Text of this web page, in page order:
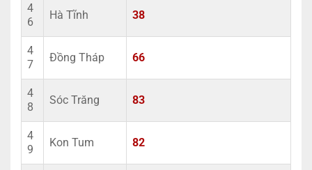
4
6
Hà Tĩnh 38
4
7
Đồng Tháp 66
4
8
Sóc Trăng 83
4
9
Kon Tum 82